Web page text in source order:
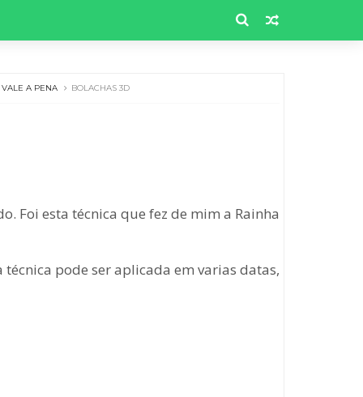
VALE A PENA BOLACHAS 3D
Foi esta técnica que fez de mim a Rainha
pode ser aplicada em varias datas,